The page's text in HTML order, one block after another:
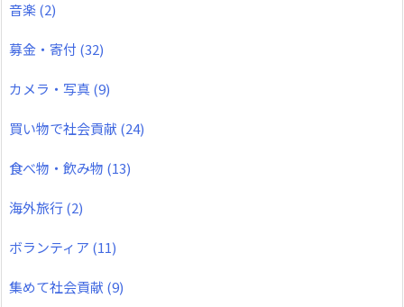
音楽(2)
募金・寄付 (32)
カメラ・写真(9)
買い物で社会貢献 (24)
食べ物・飲み物 (13)
海外旅行(2)
ボランティア (11)
集めて社会貢献 (9)